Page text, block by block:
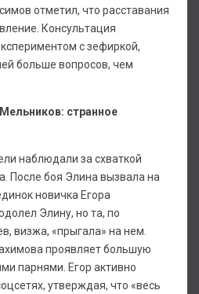
отметил, что расставания
Консультация
с зефиркой,
больше вопросов, чем
странное
наблюдали за схваткой
После боя Элина вызвала на
новичка Егора
Элину, но та, по
визжа, «прыгала» на нем.
проявляет большую
парнями. Егор активно
утверждая, что «весь